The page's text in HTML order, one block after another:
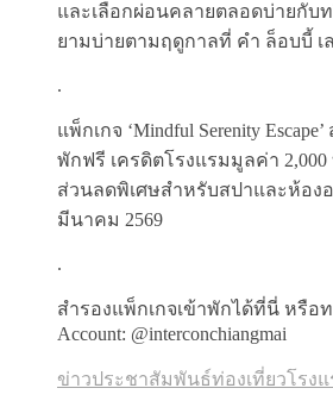
และเลือกผ่อนคลายตลอดบ่ายกับ
ยามบ่ายตามฤดูกาลที่ คำ ล็อบบี้
.
แพ็กเกจ ‘Mindful Serenity
พักฟรี เครดิตโรงแรมมูลค่า
ส่วนลดพิเศษสำหรับสปาและห้อง
มีนาคม 2569
.
สำรองแพ็กเกจเข้าพักได้ที่นี่ หรือทา
Account: @interconchiangmai
ข่าวประชาสัมพันธ์ท่องเที่ยวโรงแ